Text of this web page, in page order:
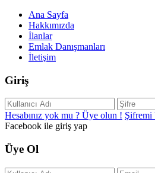
Ana Sayfa
Hakkımızda
İlanlar
Emlak Danışmanları
İletişim
Giriş
Hesabınız yok mu ? Üye olun ! Şifremi
Facebook ile giriş yap
Üye Ol